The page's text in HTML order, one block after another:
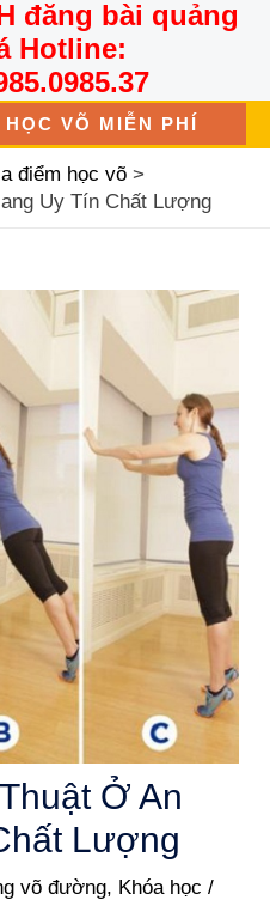
đăng bài quảng
Hotline:
VÕ MIỄN PHÍ
điểm học võ
Uy Tín Chất Lượng
Ở An
Lượng
võ đường, Khóa học /